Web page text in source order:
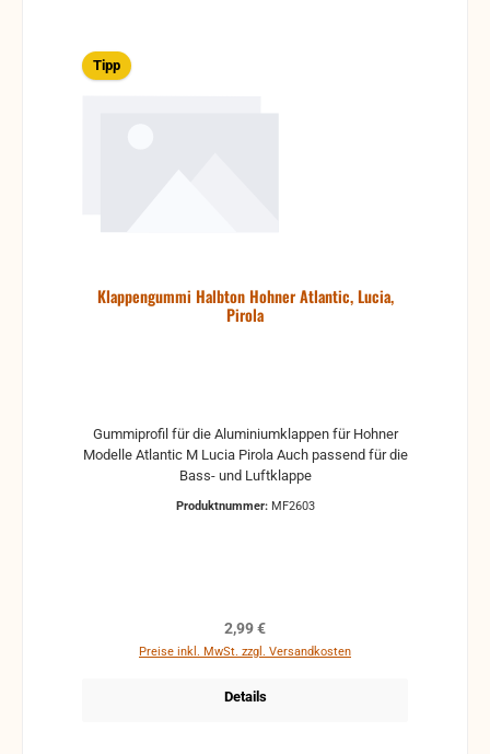
Tipp
Klappengummi Halbton Hohner Atlantic, Lucia,
Pirola
Gummiprofil für die Aluminiumklappen für Hohner
Modelle Atlantic M Lucia Pirola Auch passend für die
Bass- und Luftklappe
Produktnummer: MF2603
Regulärer Preis:
2,99 €
Preise inkl. MwSt. zzgl. Versandkosten
Details